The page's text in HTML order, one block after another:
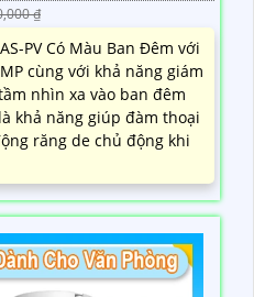
₫
PV Có Màu Ban Đêm với
cùng với khả năng giám
nhìn xa vào ban đêm
khả năng giúp đàm thoại
răng de chủ động khi